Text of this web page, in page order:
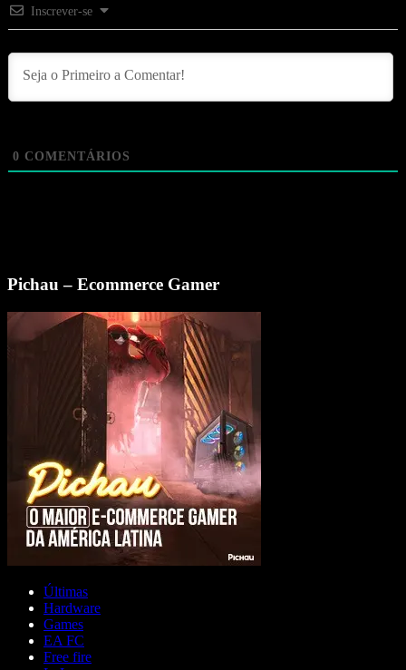
Inscrever-se
0 COMENTÁRIOS
Pichau – Ecommerce Gamer
Últimas
Hardware
Games
EA FC
Free fire